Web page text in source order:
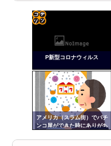
ますｗ」←これどうす...
【閲覧注意】俺が近く
【画像】ペプシコーラ
な新商品を発売
Powered by livedoor 相互RSS
P新型コロナウィルス
アメリカ（スラム街）でパチ
ンコ屋ができた時にありがち
ｗｗｗｗｗｗｗ
更新
ツー